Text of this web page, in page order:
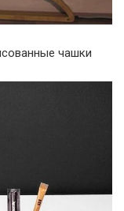
чашки